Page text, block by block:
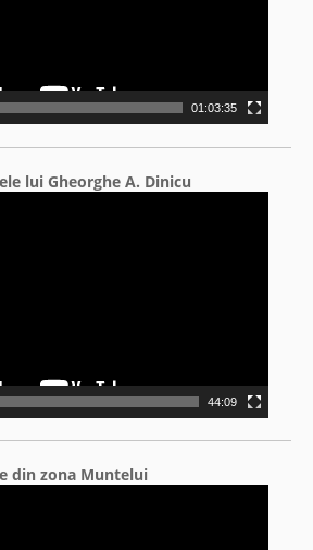
01:03:35
lui Gheorghe A. Dinicu
44:09
din zona Muntelui